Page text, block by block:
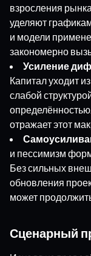
взросления
уделяют
и модели
закономерно
Усиление
Капитал уходит
слабой
отражает этот
и пессимизм
Без сильных
обновления
может
Сценарный